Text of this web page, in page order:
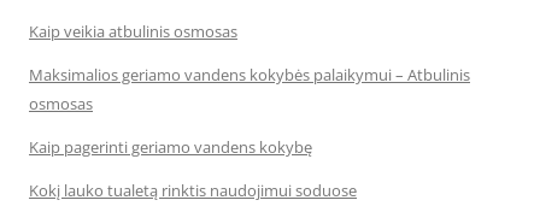
Kaip veikia atbulinis osmosas
Maksimalios geriamo vandens kokybės palaikymui – Atbulinis
osmosas
Kaip pagerinti geriamo vandens kokybę
Kokį lauko tualetą rinktis naudojimui soduose